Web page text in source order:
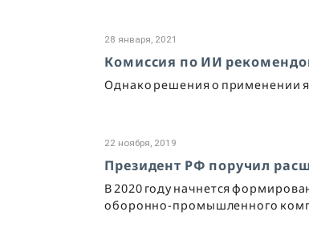
28 января, 2021
Комиссия по ИИ
Однако решения о применении
22 ноября, 2019
Президент РФ поручил
В 2020 году начнется
оборонно-промышленного